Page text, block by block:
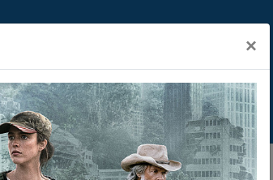
Contributi
×